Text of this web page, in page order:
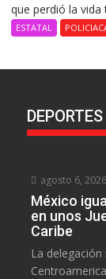
que perdió la vida
ESTATAL
DEPORTES
agosto 6, 2026
México
en unos
Caribe
La